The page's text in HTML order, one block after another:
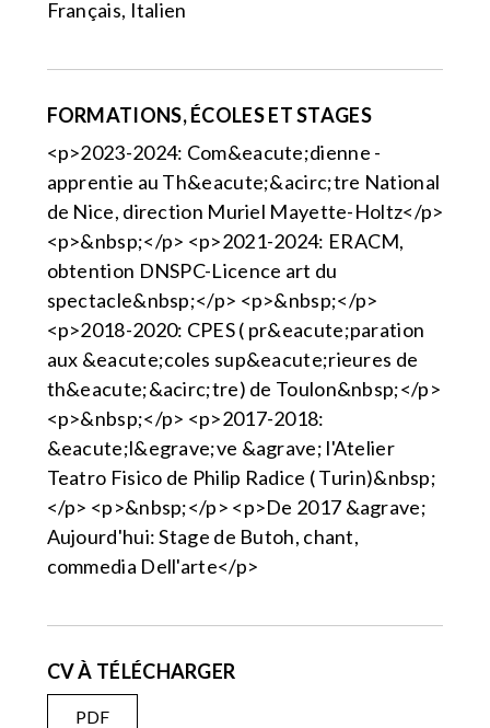
Français, Italien
FORMATIONS, ÉCOLES ET STAGES
<p>2023-2024: Com&eacute;dienne -
apprentie au Th&eacute;&acirc;tre National
de Nice, direction Muriel Mayette-Holtz</p>
<p>&nbsp;</p> <p>2021-2024: ERACM,
obtention DNSPC-Licence art du
spectacle&nbsp;</p> <p>&nbsp;</p>
<p>2018-2020: CPES ( pr&eacute;paration
aux &eacute;coles sup&eacute;rieures de
th&eacute;&acirc;tre) de Toulon&nbsp;</p>
<p>&nbsp;</p> <p>2017-2018:
&eacute;l&egrave;ve &agrave; l'Atelier
Teatro Fisico de Philip Radice ( Turin)&nbsp;
</p> <p>&nbsp;</p> <p>De 2017 &agrave;
Aujourd'hui: Stage de Butoh, chant,
commedia Dell'arte</p>
CV À TÉLÉCHARGER
PDF